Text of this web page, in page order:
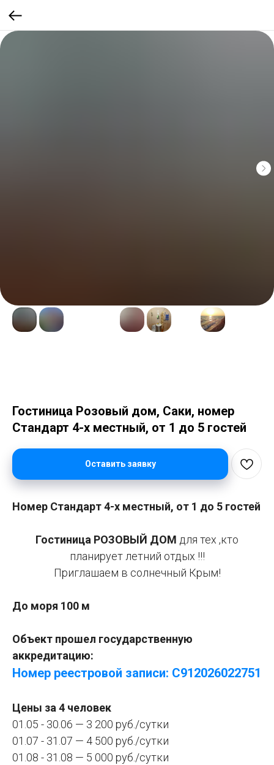
Гостиница Розовый дом, Саки, номер
Стандарт 4-х местный, от 1 до 5 гостей
Оставить заявку
Номер Стандарт 4-х местный, от 1 до 5 гостей
Гостиница РОЗОВЫЙ ДОМ для тех ,кто
планирует летний отдых !!!
Приглашаем в солнечный Крым!
До моря 100 м
Объект прошел государственную
аккредитацию:
Номер реестровой записи: С912026022751
Цены за 4 человек
01.05 - 30.06 — 3 200 руб./сутки
01.07 - 31.07 — 4 500 руб./сутки
01.08 - 31.08 — 5 000 руб./сутки